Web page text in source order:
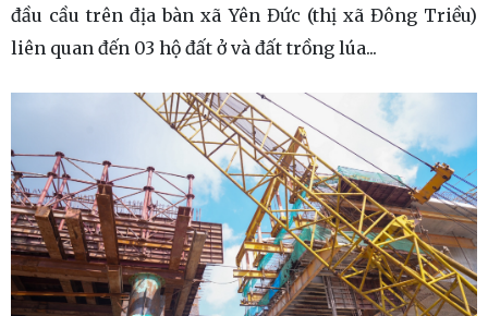
đầu cầu trên địa bàn xã Yên Đức (thị xã Đông Triều)
liên quan đến 03 hộ đất ở và đất trồng lúa...